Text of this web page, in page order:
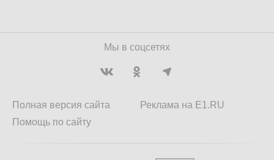
Мы в соцсетях
Полная версия сайта
Помощь по сайту
Реклама на E1.RU